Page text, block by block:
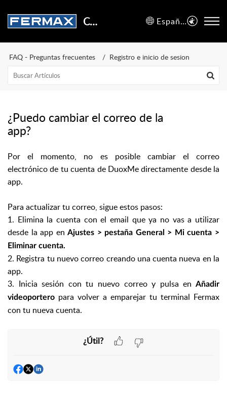
Centro de Soporte Español (España)
FAQ - Preguntas frecuentes Registro e inicio de sesion
¿Puedo cambiar el correo de la
app?
Por el momento, no es posible cambiar el correo
electrónico de tu cuenta de DuoxMe directamente desde la
app.
Para actualizar tu correo, sigue estos pasos:
1. Elimina la cuenta con el email que ya no vas a utilizar
desde la app enAjustes > pestaña General > Mi cuenta >
Eliminar cuenta.
2. Registra tu nuevo correo creando una cuenta nueva en la
app.
3. Inicia sesión con tu nuevo correo y pulsa en Añadir
videoportero para volver a emparejar tu terminal Fermax
con tu nueva cuenta.
¿Útil?